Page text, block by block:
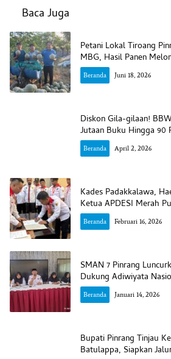
Baca Juga
Petani Lokal Tiroang
MBG, Hasil Panen
Beranda Juni 18, 2026
Diskon Gila-gilaan!
Jutaan Buku Hingga 90
Beranda April 2, 2026
Kades Padakkalawa,
Ketua APDESI Merah
Beranda Februari 16, 2026
SMAN 7 Pinrang
Dukung Adiwiyata
Beranda Januari 14, 2026
Bupati Pinrang Tinjau
Batulappa, Siapkan